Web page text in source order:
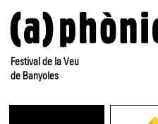
Festival de la Veu
de Banyoles